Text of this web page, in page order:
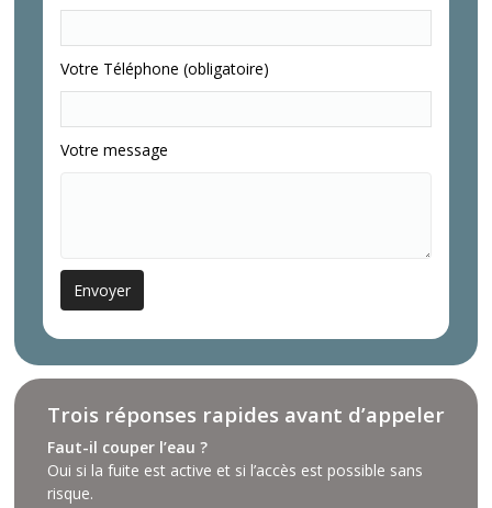
Votre Téléphone (obligatoire)
Votre message
Trois réponses rapides avant d’appeler
Faut-il couper l’eau ?
Oui si la fuite est active et si l’accès est possible sans
risque.